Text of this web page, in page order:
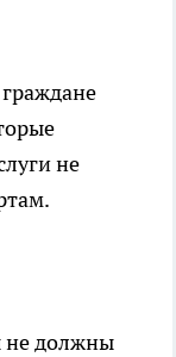
не
не должны